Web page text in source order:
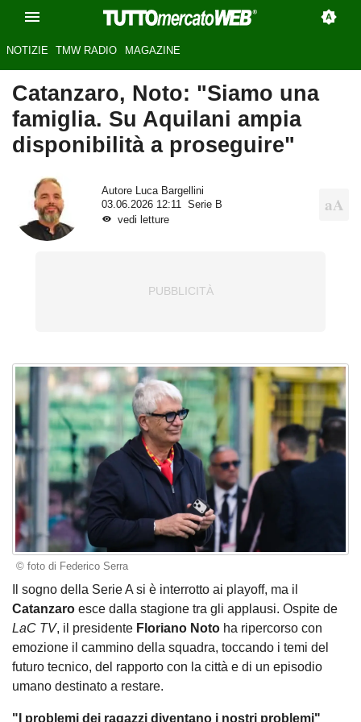
NOTIZIE TMW RADIO MAGAZINE
Catanzaro, Noto: "Siamo una
famiglia. Su Aquilani ampia
disponibilità a proseguire"
Autore Luca Bargellini
03.06.2026 12:11
Serie B
vedi letture
© foto di Federico Serra
Il sogno della Serie A si è interrotto ai playoff, ma il
Catanzaro esce dalla stagione tra gli applausi. Ospite de
LaC TV, il presidente Floriano Noto ha ripercorso con
emozione il cammino della squadra, toccando i temi del
futuro tecnico, del rapporto con la città e di un episodio
umano destinato a restare.
"I problemi dei ragazzi diventano i nostri problemi"